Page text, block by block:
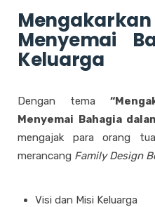
Mengakarkan
Menyemai
Keluarga
Dengan tema
Menyemai Bahagia
mengajak para orang
merancang Family Design
Visi dan Misi Keluarga